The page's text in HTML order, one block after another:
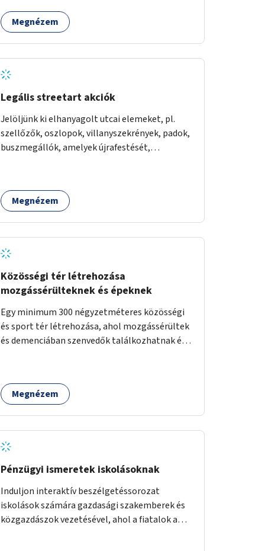
szenvedélybetegek támogatása.
Megnézem
Legális streetart akciók
Jelöljünk ki elhanyagolt utcai elemeket, pl.
szellőzők, oszlopok, villanyszekrények, padok,
buszmegállók, amelyek újrafestését,
eszközökkel.
Megnézem
Közösségi tér létrehozása
mozgássérülteknek és épeknek
Egy minimum 300 négyzetméteres közösségi
és sport tér létrehozása, ahol mozgássérültek
és demenciában szenvedők találkozhatnak és
amit a legtöbb mozgásában korlátozott
ember is tud játszani, fontos, hogy a téren
egész legyen zöld és üdítő hangulatú.
Megnézem
Pénzügyi ismeretek iskolásoknak
Induljon interaktív beszélgetéssorozat
iskolások számára gazdasági szakemberek és
közgazdászok vezetésével, ahol a fiatalok a